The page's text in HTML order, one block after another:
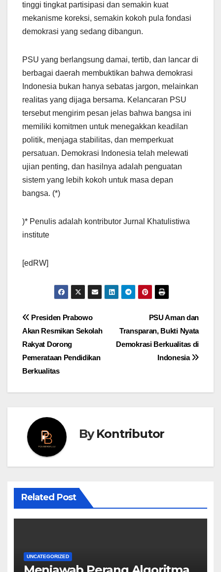
tinggi tingkat partisipasi dan semakin kuat
mekanisme koreksi, semakin kokoh pula fondasi
demokrasi yang sedang dibangun.
PSU yang berlangsung damai, tertib, dan lancar di
berbagai daerah membuktikan bahwa demokrasi
Indonesia bukan hanya sebatas jargon, melainkan
realitas yang dijaga bersama. Kelancaran PSU
tersebut mengirim pesan jelas bahwa bangsa ini
memiliki komitmen untuk menegakkan keadilan
politik, menjaga stabilitas, dan memperkuat
persatuan. Demokrasi Indonesia telah melewati
ujian penting, dan hasilnya adalah penguatan
sistem yang lebih kokoh untuk masa depan
bangsa. (*)
)* Penulis adalah kontributor Jurnal Khatulistiwa
institute
[edRW]
Post
navigation
PSU Aman dan
Transparan, Bukti Nyata
Demokrasi Berkualitas di
Indonesia
Presiden Prabowo
Akan Resmikan Sekolah
Rakyat Dorong
Pemerataan Pendidikan
Berkualitas
ByKontributor
Related Post
UNCATEGORIZED